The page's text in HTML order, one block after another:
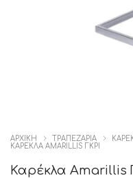
ΑΡΧΙΚΉ ΤΡΑΠΕΖΑΡΙΑ
ΚΑΡΈΚΛΑ AMARILLIS ΓΚΡΙ
Καρέκλα Amarillis